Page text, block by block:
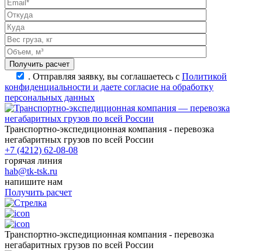
. Отправляя заявку, вы соглашаетесь с Политикой
конфиденциальности и даете согласие на обработку
персональных данных
Транспортно-экспедиционная компания - перевозка
негабаритных грузов по всей России
+7 (4212) 62-08-08
горячая линия
hab@tk-tsk.ru
напишите нам
Получить расчет
Транспортно-экспедиционная компания - перевозка
негабаритных грузов по всей России